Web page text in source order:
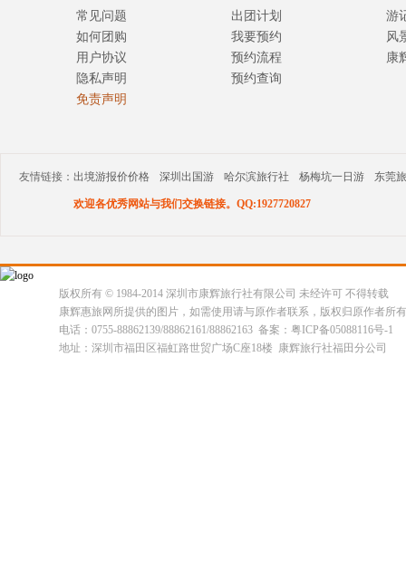
常见问题
如何团购
用户协议
隐私声明
免责声明
出团计划
我要预约
预约流程
预约查询
游
风
康
友情链接： 出境游报价价格 深圳出国游 哈尔滨旅行社 杨梅坑一日游 东莞
欢迎各优秀网站与我们交换链接。QQ:1927720827
版权所有 © 1984-2014 深圳市康辉旅行社有限公司 未经许可 不得转载
康辉惠旅网所提供的图片，如需使用请与原作者联系，版权归原作者所
电话：0755-88862139/88862161/88862163 备案：粤ICP备05088116号-1
地址：深圳市福田区福虹路世贸广场C座18楼 康辉旅行社福田分公司